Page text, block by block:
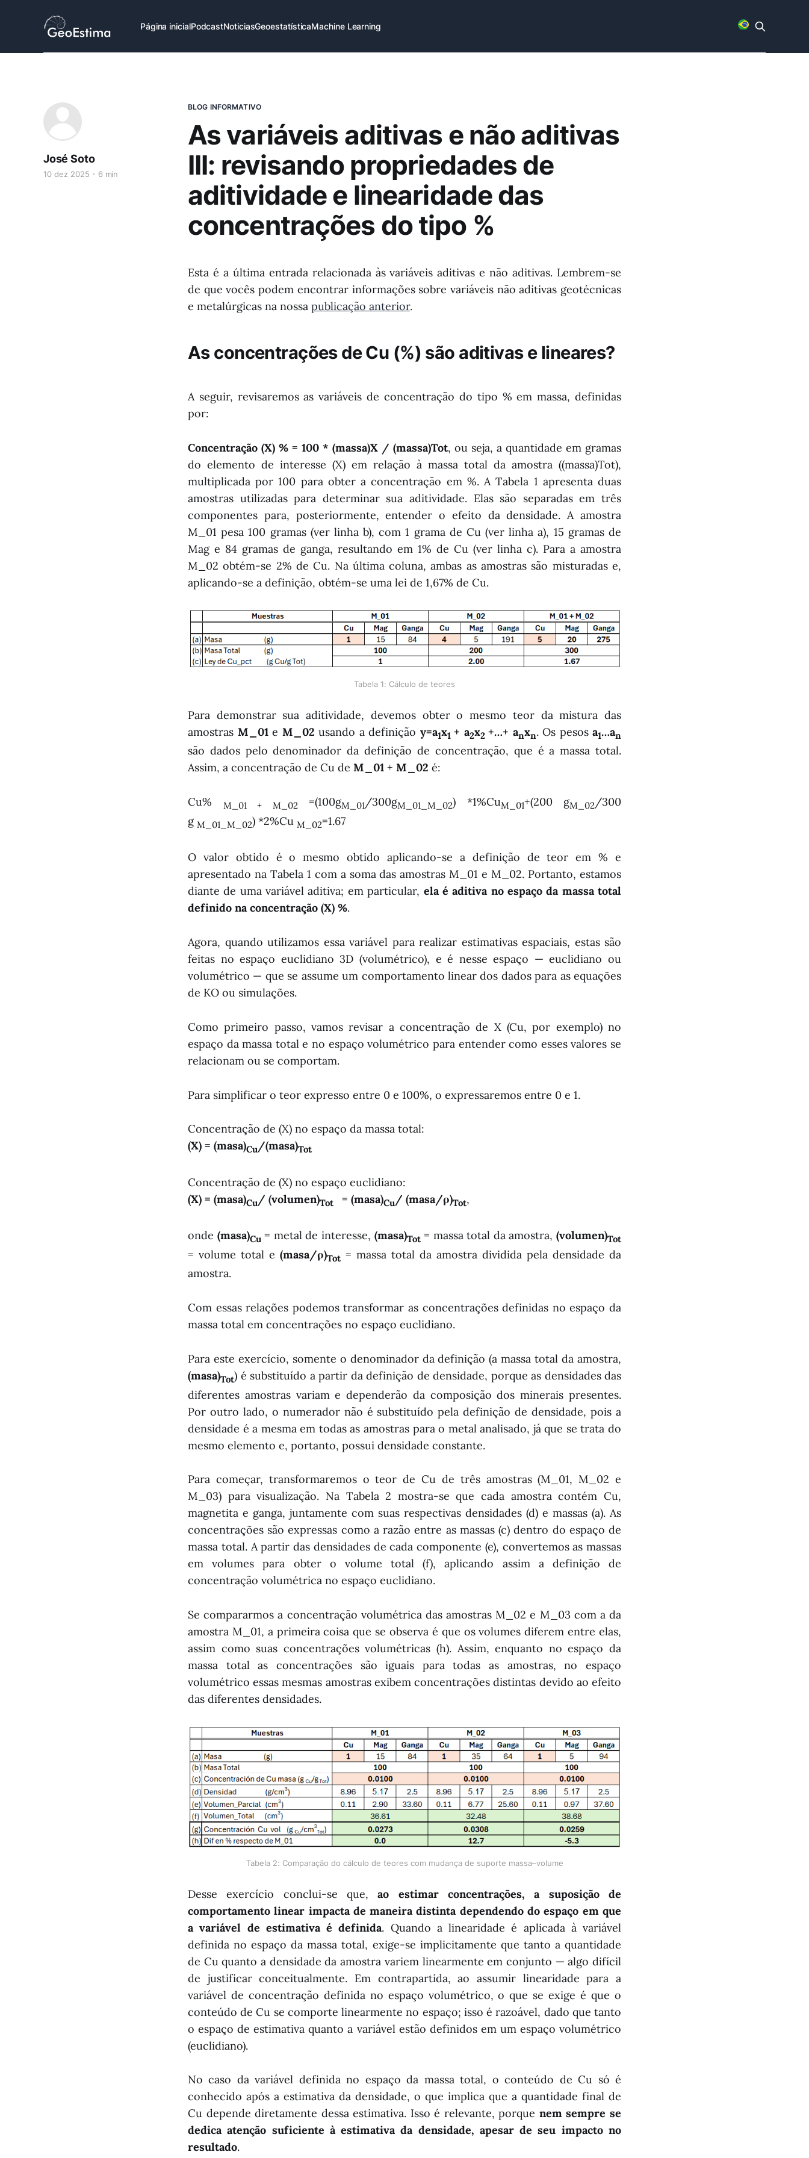
Página inicialPodcastNoticiasGeoestatísticaMachine Learning
BLOG INFORMATIVO
As variáveis aditivas e não aditivas
III: revisando propriedades de
aditividade e linearidade das
concentrações do tipo %
José Soto
10 dez 2025 6 min
Esta é a última entrada relacionada às variáveis aditivas e não aditivas. Lembrem-se
de que vocês podem encontrar informações sobre variáveis não aditivas geotécnicas
e metalúrgicas na nossa publicação anterior.
As concentrações de Cu (%) são aditivas e lineares?
A seguir, revisaremos as variáveis de concentração do tipo % em massa, definidas
por:
Concentração (X) % = 100 * (massa)X / (massa)Tot, ou seja, a quantidade em gramas
do elemento de interesse (X) em relação à massa total da amostra ((massa)Tot),
multiplicada por 100 para obter a concentração em %. A Tabela 1 apresenta duas
amostras utilizadas para determinar sua aditividade. Elas são separadas em três
componentes para, posteriormente, entender o efeito da densidade. A amostra
M_01 pesa 100 gramas (ver linha b), com 1 grama de Cu (ver linha a), 15 gramas de
Mag e 84 gramas de ganga, resultando em 1% de Cu (ver linha c). Para a amostra
M_02 obtém-se 2% de Cu. Na última coluna, ambas as amostras são misturadas e,
aplicando-se a definição, obtém-se uma lei de 1,67% de Cu.
Tabela 1: Cálculo de teores
Para demonstrar sua aditividade, devemos obter o mesmo teor da mistura das
amostras M_01e M_02 usando a definição y=a1x1 + a2x2 +…+ anxn. Os pesos a1…an
são dados pelo denominador da definição de concentração, que é a massa total.
Assim, a concentração de Cu de M_01 + M_02 é:
Cu% M_01 + M_02 =(100gM_01 /300gM_01_M_02) *1%CuM_01+(200 gM_02/300
g M_01_M_02) *2%Cu M_02=1.67
O valor obtido é o mesmo obtido aplicando-se a definição de teor em % e
apresentado na Tabela 1 com a soma das amostras M_01 e M_02. Portanto, estamos
diante de uma variável aditiva; em particular, ela é aditiva no espaço da massa total
definido na concentração (X) %.
Agora, quando utilizamos essa variável para realizar estimativas espaciais, estas são
feitas no espaço euclidiano 3D (volumétrico), e é nesse espaço — euclidiano ou
volumétrico — que se assume um comportamento linear dos dados para as equações
de KO ou simulações.
Como primeiro passo, vamos revisar a concentração de X (Cu, por exemplo) no
espaço da massa total e no espaço volumétrico para entender como esses valores se
relacionam ou se comportam.
Para simplificar o teor expresso entre 0 e 100%, o expressaremos entre 0 e 1.
Concentração de (X) no espaço da massa total:
(X) = (masa)Cu/(masa)Tot
Concentração de (X) no espaço euclidiano:
(X) = (masa)Cu/ (volumen)Tot = (masa)Cu/ (masa/ρ)Tot,
onde (masa)Cu = metal de interesse, (masa)Tot= massa total da amostra,(volumen)Tot
= volume total e (masa/ρ)Tot = massa total da amostra dividida pela densidade da
amostra.
Com essas relações podemos transformar as concentrações definidas no espaço da
massa total em concentrações no espaço euclidiano.
Para este exercício, somente o denominador da definição (a massa total da amostra,
(masa)Tot) é substituído a partir da definição de densidade, porque as densidades das
diferentes amostras variam e dependerão da composição dos minerais presentes.
Por outro lado, o numerador não é substituído pela definição de densidade, pois a
densidade é a mesma em todas as amostras para o metal analisado, já que se trata do
mesmo elemento e, portanto, possui densidade constante.
Para começar, transformaremos o teor de Cu de três amostras (M_01, M_02 e
M_03) para visualização. Na Tabela 2 mostra-se que cada amostra contém Cu,
magnetita e ganga, juntamente com suas respectivas densidades (d) e massas (a). As
concentrações são expressas como a razão entre as massas (c) dentro do espaço de
massa total. A partir das densidades de cada componente (e), convertemos as massas
em volumes para obter o volume total (f), aplicando assim a definição de
concentração volumétrica no espaço euclidiano.
Se compararmos a concentração volumétrica das amostras M_02 e M_03 com a da
amostra M_01, a primeira coisa que se observa é que os volumes diferem entre elas,
assim como suas concentrações volumétricas (h). Assim, enquanto no espaço da
massa total as concentrações são iguais para todas as amostras, no espaço
volumétrico essas mesmas amostras exibem concentrações distintas devido ao efeito
das diferentes densidades.
Tabela 2: Comparação do cálculo de teores com mudança de suporte massa–volume
Desse exercício conclui-se que,ao estimar concentrações, a suposição de
comportamento linear impacta de maneira distinta dependendo do espaço em que
a variável de estimativa é definida. Quando a linearidade é aplicada à variável
definida no espaço da massa total, exige-se implicitamente que tanto a quantidade
de Cu quanto a densidade da amostra variem linearmente em conjunto — algo difícil
de justificar conceitualmente. Em contrapartida, ao assumir linearidade para a
variável de concentração definida no espaço volumétrico, o que se exige é que o
conteúdo de Cu se comporte linearmente no espaço; isso é razoável, dado que tanto
o espaço de estimativa quanto a variável estão definidos em um espaço volumétrico
(euclidiano).
No caso da variável definida no espaço da massa total, o conteúdo de Cu só é
conhecido após a estimativa da densidade, o que implica que a quantidade final de
Cu depende diretamente dessa estimativa. Isso é relevante, porque nem sempre se
dedica atenção suficiente à estimativa da densidade, apesar de seu impacto no
resultado.